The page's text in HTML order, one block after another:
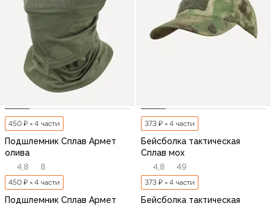
450 ₽ × 4 части
Подшлемник Сплав Армет
олива
4,8
8
450 ₽ × 4 части
Подшлемник Сплав Армет
373 ₽ × 4 части
Бейсболка тактическая
Сплав мох
4,8
49
373 ₽ × 4 части
Бейсболка тактическая